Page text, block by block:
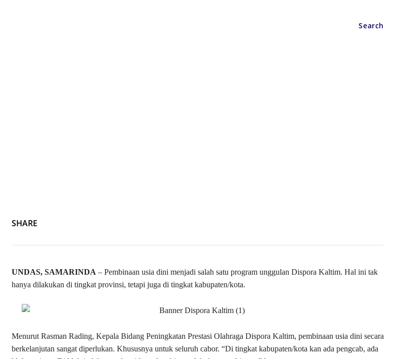
Search
SHARE
UNDAS, SAMARINDA – Pembinaan usia dini menjadi salah satu program unggulan Dispora Kaltim. Hal ini tak
hanya dilakukan di tingkat provinsi, tetapi juga di tingkat kabupaten/kota.
Menurut Rasman Rading, Kepala Bidang Peningkatan Prestasi Olahraga Dispora Kaltim, pembinaan usia dini secara
berkelanjutan sangat diperlukan. Khususnya untuk seluruh cabor. “Di tingkat kabupaten/kota kan ada pengcab, ada